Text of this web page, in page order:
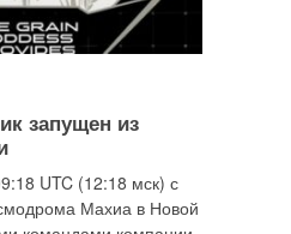
запущен из
UTC (12:18 мск) с
Махиа в Новой